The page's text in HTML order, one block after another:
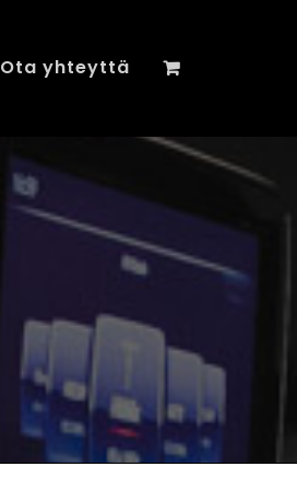
Ota yhteyttä